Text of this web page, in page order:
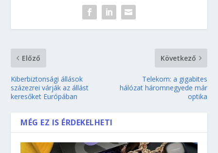
Előző
Kiberbiztonsági állások
százezrei várják az állást
keresőket Európában
Következő
Telekom: a gigabites
hálózat háromnegyede már
optika
MÉG EZ IS ÉRDEKELHETI